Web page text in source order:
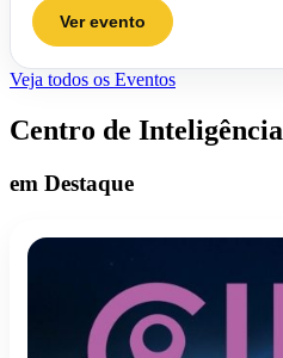
Ver evento
Veja todos os Eventos
Centro de Inteligência
em Destaque